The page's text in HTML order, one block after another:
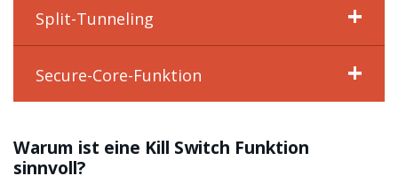
Split-Tunneling
Secure-Core-Funktion
Warum ist eine Kill Switch Funktion
sinnvoll?